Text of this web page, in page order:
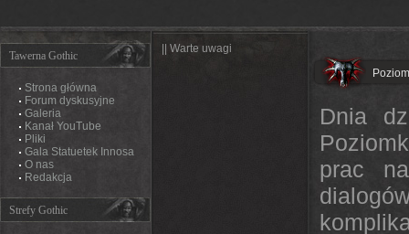
Tawerna Gothic
Strona główna
Forum dyskusyjne
Galeria
Kanał YouTube
Pliki
Gala Statuetek Innosa
O nas
Redakcja
Strefy Gothic
|| Warte uwagi
Dnia
prac